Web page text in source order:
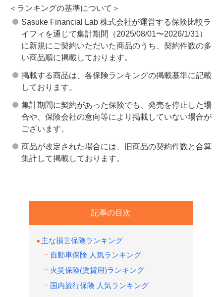
＜ランキングの基準について＞
Sasuke Financial Lab 株式会社が運営する保険比較ラ
イフィを通じて集計期間（2025/08/01〜2026/1/31）
に新規にご契約いただいた商品のうち、契約件数の多
い商品順に掲載しております。
掲載する商品は、各保険ランキングの掲載基準に記載
しております。
集計期間に契約があった保険でも、発売を停止した場
合や、保険会社の意向等により掲載していない場合が
ございます。
商品が改定された場合には、旧商品の契約件数と合算
集計して掲載しております。
記事の目次
主な損害保険ランキング
自動車保険 人気ランキング
火災保険(賃貸用)ランキング
国内旅行保険 人気ランキング